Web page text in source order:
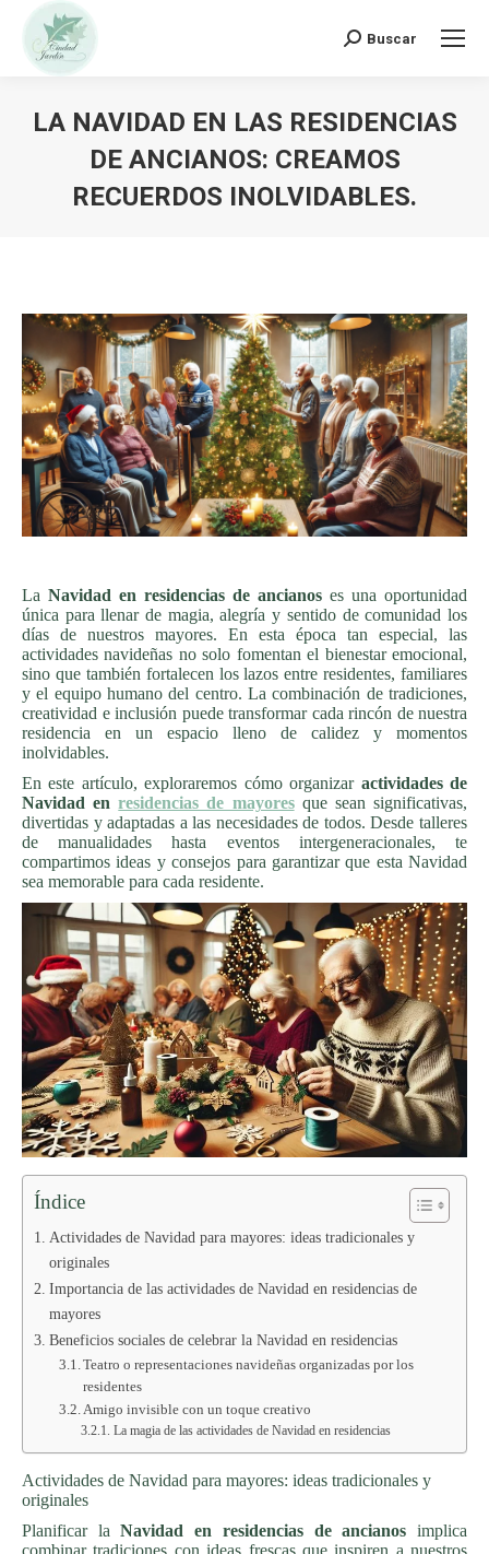
Buscar:
Buscar
LA NAVIDAD EN LAS RESIDENCIAS
DE ANCIANOS: CREAMOS
RECUERDOS INOLVIDABLES.
La Navidad en residencias de ancianos es una oportunidad
única para llenar de magia, alegría y sentido de comunidad los
días de nuestros mayores. En esta época tan especial, las
actividades navideñas no solo fomentan el bienestar emocional,
sino que también fortalecen los lazos entre residentes, familiares
y el equipo humano del centro. La combinación de tradiciones,
creatividad e inclusión puede transformar cada rincón de nuestra
residencia en un espacio lleno de calidez y momentos
inolvidables.
En este artículo, exploraremos cómo organizar actividades de
Navidad enresidencias de mayoresque sean significativas,
divertidas y adaptadas a las necesidades de todos. Desde talleres
de manualidades hasta eventos intergeneracionales, te
compartimos ideas y consejos para garantizar que esta Navidad
sea memorable para cada residente.
Índice
Actividades de Navidad para mayores: ideas tradicionales y
originales
Importancia de las actividades de Navidad en residencias de
mayores
Beneficios sociales de celebrar la Navidad en residencias
Teatro o representaciones navideñas organizadas por los
residentes
Amigo invisible con un toque creativo
La magia de las actividades de Navidad en residencias
Actividades de Navidad para mayores: ideas tradicionales y
originales
Planificar laNavidad en residencias de ancianos implica